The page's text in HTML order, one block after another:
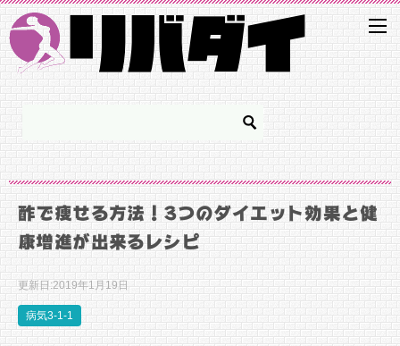
酢で痩せる方法！3つのダイエット効果と健
康増進が出来るレシピ
更新日:2019年1月19日
病気3-1-1